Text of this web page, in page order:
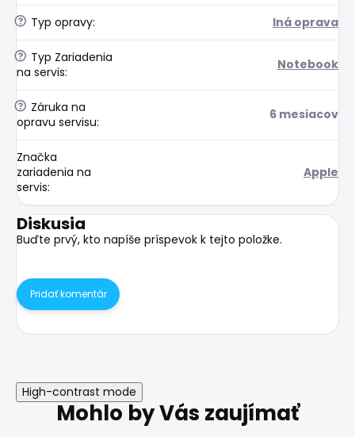
? Typ opravy: Iná oprava
? Typ Zariadenia
na servis: Notebook
? Záruka na
opravu servisu: 6 mesiacov
Značka
zariadenia na
servis:
Apple
Diskusia
Buďte prvý, kto napíše príspevok k tejto položke.
Pridať komentár
High-contrast mode
Mohlo by Vás zaujímať